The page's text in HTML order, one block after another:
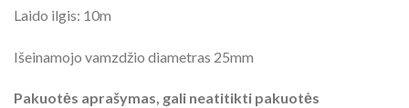
Laido ilgis: 10m
Išeinamojo vamzdžio diametras 25mm
Pakuotės aprašymas, gali neatitikti pakuotės